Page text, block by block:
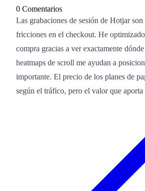
0 Comentarios
Las grabaciones de sesión de Hotjar
fricciones en el checkout. He
compra gracias a ver exactamente
heatmaps de scroll me ayudan a
importante. El precio de los planes de
según el tráfico, pero el valor que